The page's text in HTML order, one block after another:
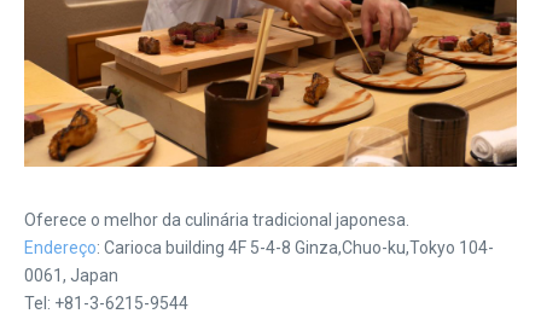
Oferece o melhor da culinária tradicional japonesa.
Endereço: Carioca building 4F 5-4-8 Ginza,Chuo-ku,Tokyo 104-
0061, Japan
Tel: +81-3-6215-9544